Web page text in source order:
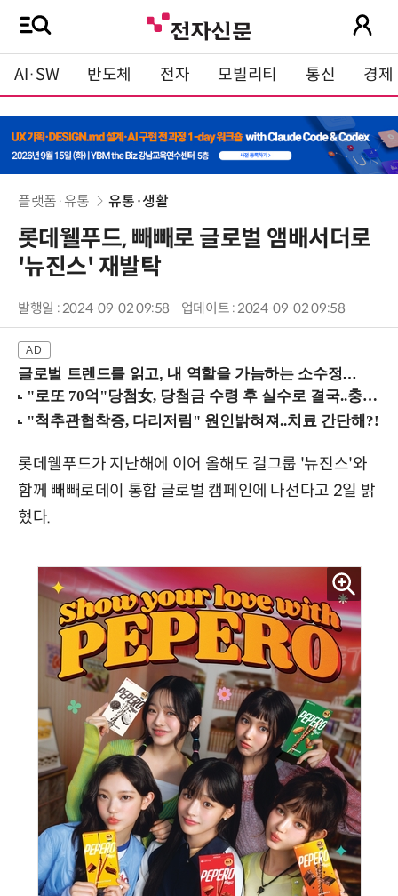
AI·SW 반도체 전자 모빌리티 통신 경제
플랫폼·유통 유통·생활
롯데웰푸드, 빼빼로 글로벌 앰배서더로
'뉴진스' 재발탁
발행일 : 2024-09-02 09:58 업데이트 : 2024-09-02 09:58
글로벌 트렌드를 읽고, 내 역할을 가늠하는 소수정예 실습 워크숍 (8/28 신논현역)
롯데웰푸드가 지난해에 이어 올해도 걸그룹 '뉴진스'와
함께 빼빼로데이 통합 글로벌 캠페인에 나선다고 2일 밝
혔다.